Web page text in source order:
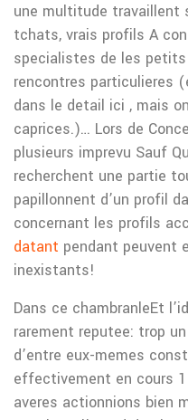
une multitude travaillent
tchats, vrais profils A
specialistes de les petits
rencontres particulieres
dans le detail ici , mais
caprices.)… Lors de
plusieurs imprevu Sauf
recherchent une partie
papillonnent d’un profil
concernant les profils
datant pendant peuvent
inexistants!
Dans ce chambranleEt
rarement reputee: trop
d’entre eux-memes
effectivement en cours
averes actionnions bien